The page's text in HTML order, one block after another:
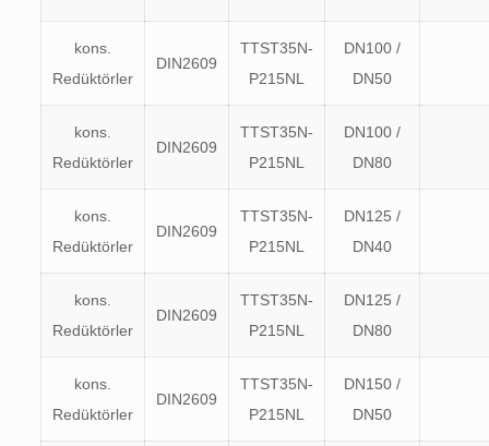
kons.
Redüktörler
DIN2609
TTST35N-
P215NL
DN100 /
DN50
kons.
Redüktörler
DIN2609
TTST35N-
P215NL
DN100 /
DN80
kons.
Redüktörler
DIN2609
TTST35N-
P215NL
DN125 /
DN40
kons.
Redüktörler
DIN2609
TTST35N-
P215NL
DN125 /
DN80
kons.
Redüktörler
DIN2609
TTST35N-
P215NL
DN150 /
DN50